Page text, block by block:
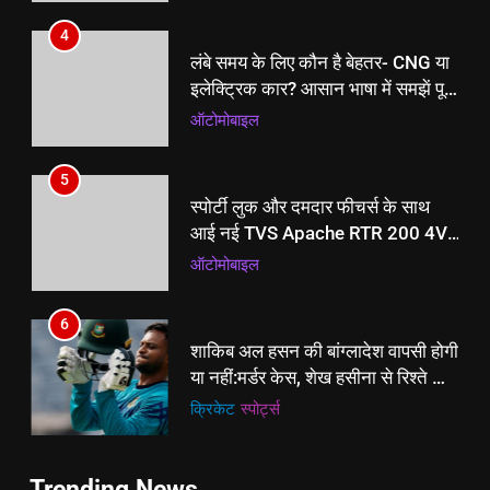
4
लंबे समय के लिए कौन है बेहतर- CNG या
इलेक्ट्रिक कार? आसान भाषा में समझें पूरा
कैलकुलेशन
ऑटोमोबाइल
5
स्पोर्टी लुक और दमदार फीचर्स के साथ
आई नई TVS Apache RTR 200 4V,
कीमत भी चौंकाएगी
ऑटोमोबाइल
6
शाकिब अल हसन की बांग्लादेश वापसी होगी
या नहीं:मर्डर केस, शेख हसीना से रिश्ते और
2027 वर्ल्ड कप, 5 सवालों में पूरी कहानी
क्रिकेट ‎स्पोर्ट्स
5
स्पोर्टी लुक और दमदार फीचर्स के साथ
आई नई TVS Apache RTR 200 4V,
कीमत भी चौंकाएगी
ऑटोमोबाइल
6